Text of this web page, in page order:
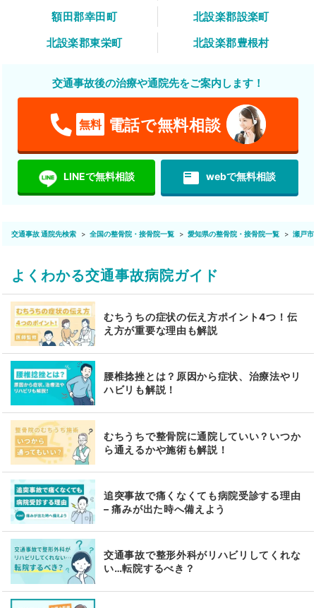
額田郡幸田町
北設楽郡設楽町
北設楽郡東栄町
北設楽郡豊根村
交通事故後の治療や通院先をご案内します！
無料 電話で無料相談
LINEで無料相談 featured_play_list webで無料相談
交通事故 通院先検索 全国の整骨院・接骨院一覧 愛知県の整骨院・接骨院一覧 瀬戸市
よくわかる交通事故病院ガイド
むちうちの症状の伝え方ポイント4つ！伝
え方が重要な理由も解説
腰椎捻挫とは？原因から症状、治療法やリ
ハビリも解説！
むちうちで整骨院に通院していい？いつか
ら通えるかや施術も解説！
追突事故で痛くなくても病院受診する理由
– 痛みが出た時へ備えよう
交通事故で整形外科がリハビリしてくれな
い…転院するべき？